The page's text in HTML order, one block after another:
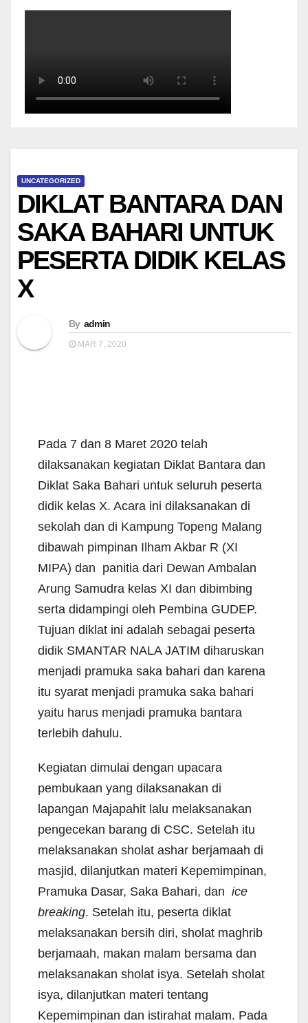
UNCATEGORIZED
DIKLAT BANTARA DAN
SAKA BAHARI UNTUK
PESERTA DIDIK KELAS
X
By admin
MAR 7, 2020
Pada 7 dan 8 Maret 2020 telah
dilaksanakan kegiatan Diklat Bantara dan
Diklat Saka Bahari untuk seluruh peserta
didik kelas X. Acara ini dilaksanakan di
sekolah dan di Kampung Topeng Malang
dibawah pimpinan Ilham Akbar R (XI
MIPA) dan panitia dari Dewan Ambalan
Arung Samudra kelas XI dan dibimbing
serta didampingi oleh Pembina GUDEP.
Tujuan diklat ini adalah sebagai peserta
didik SMANTAR NALA JATIM diharuskan
menjadi pramuka saka bahari dan karena
itu syarat menjadi pramuka saka bahari
yaitu harus menjadi pramuka bantara
terlebih dahulu.
Kegiatan dimulai dengan upacara
pembukaan yang dilaksanakan di
lapangan Majapahit lalu melaksanakan
pengecekan barang di CSC. Setelah itu
melaksanakan sholat ashar berjamaah di
masjid, dilanjutkan materi Kepemimpinan,
Pramuka Dasar, Saka Bahari, dan ice
breaking. Setelah itu, peserta diklat
melaksanakan bersih diri, sholat maghrib
berjamaah, makan malam bersama dan
melaksanakan sholat isya. Setelah sholat
isya, dilanjutkan materi tentang
Kepemimpinan dan istirahat malam. Pada